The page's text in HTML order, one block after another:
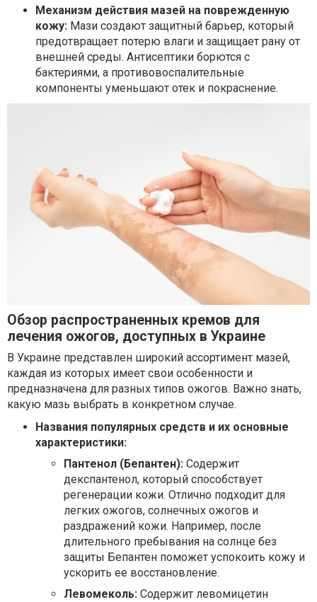
Механизм действия мазей на поврежденную
кожу: Мази создают защитный барьер, который
предотвращает потерю влаги и защищает рану от
внешней среды. Антисептики борются с
бактериями, а противовоспалительные
компоненты уменьшают отек и покраснение.
Обзор распространенных кремов для
лечения ожогов, доступных в Украине
В Украине представлен широкий ассортимент мазей,
каждая из которых имеет свои особенности и
предназначена для разных типов ожогов. Важно знать,
какую мазь выбрать в конкретном случае.
Названия популярных средств и их основные
характеристики:
Пантенол (Бепантен): Содержит
декспантенол, который способствует
регенерации кожи. Отлично подходит для
легких ожогов, солнечных ожогов и
раздражений кожи. Например, после
длительного пребывания на солнце без
защиты Бепантен поможет успокоить кожу и
ускорить ее восстановление.
Левомеколь: Содержит левомицетин